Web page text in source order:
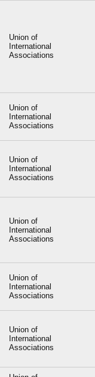
Union of
International
Associations
Union of
International
Associations
Union of
International
Associations
Union of
International
Associations
Union of
International
Associations
Union of
International
Associations